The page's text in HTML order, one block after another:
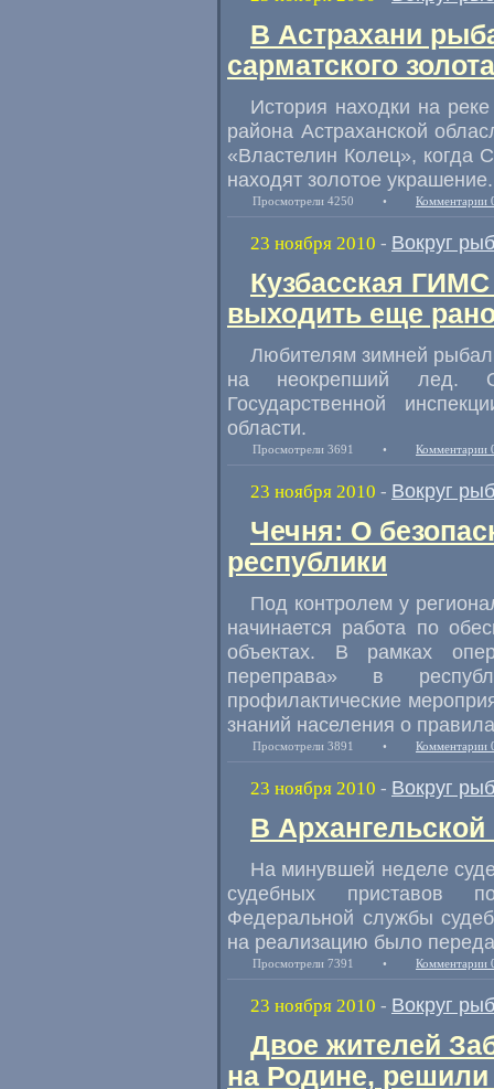
В Астрахани
сарматского золота
История находки на
района Астраханской
«Властелин Колец», когда
находят золотое украшение.
Просмотрели 4250 • Комментарии
23 ноября 2010 - Вокруг
Кузбасская
выходить еще
Любителям зимней
на неокрепший лед.
Государственной
области.
Просмотрели 3691 • Комментарии
23 ноября 2010 - Вокруг
Чечня: О
республики
Под контролем у
начинается работа по
объектах. В рамках
переправа» в
профилактические
знаний населения о
Просмотрели 3891 • Комментарии
23 ноября 2010 - Вокруг
В
На минувшей неделе
судебных приставов
Федеральной службы
на реализацию было
Просмотрели 7391 • Комментарии
23 ноября 2010 - Вокруг
Двое жителей
на Родине,